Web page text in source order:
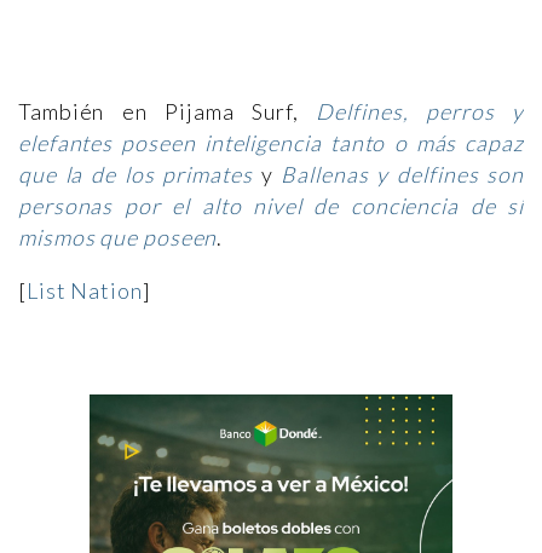
También en Pijama Surf, Delfines, perros y
elefantes poseen inteligencia tanto o más capaz
que la de los primates y Ballenas y delfines son
personas por el alto nivel de conciencia de sí
mismos que poseen.
[List Nation]